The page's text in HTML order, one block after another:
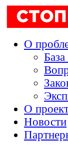
О
О
Новости